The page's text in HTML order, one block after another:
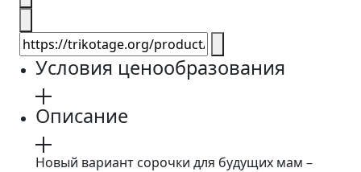
Условия ценообразования
Описание
Новый вариант сорочки для будущих мам –